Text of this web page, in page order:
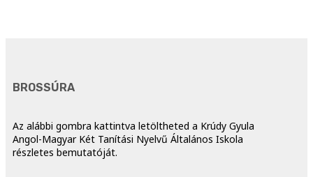
BROSSÚRA
Az alábbi gombra kattintva letöltheted a Krúdy Gyula
Angol-Magyar Két Tanítási Nyelvű Általános Iskola
részletes bemutatóját.